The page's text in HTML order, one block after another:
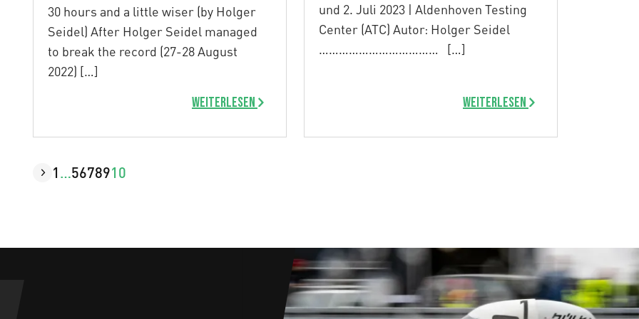
30 hours and a little wiser (by Holger
Seidel) After Holger Seidel managed
to break the record (27-28 August
2022) […]
Weiterlesen
und 2. Juli 2023 | Aldenhoven Testing
Center (ATC) Autor: Holger Seidel
……………………………… […]
Weiterlesen
1 …5678910